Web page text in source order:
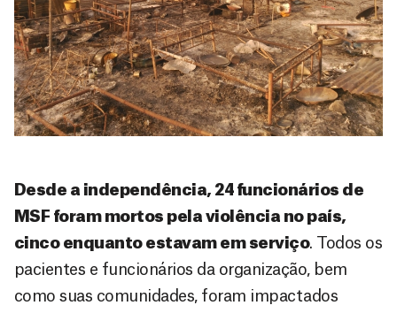
Desde a independência, 24 funcionários de
MSF foram mortos pela violência no país,
cinco enquanto estavam em serviço. Todos os
pacientes e funcionários da organização, bem
como suas comunidades, foram impactados